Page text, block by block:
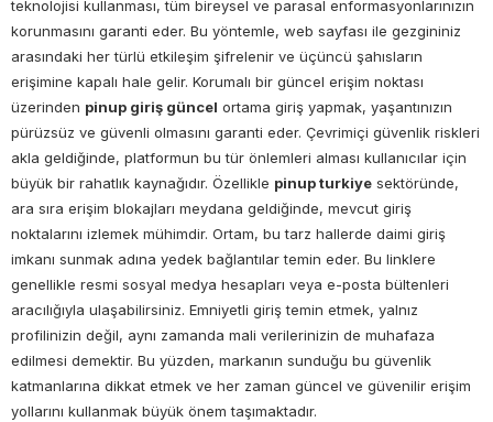
teknolojisi kullanması, tüm bireysel ve parasal enformasyonlarınızın
korunmasını garanti eder. Bu yöntemle, web sayfası ile gezgininiz
arasındaki her türlü etkileşim şifrelenir ve üçüncü şahısların
erişimine kapalı hale gelir. Korumalı bir güncel erişim noktası
üzerinden pinup giriş güncel ortama giriş yapmak, yaşantınızın
pürüzsüz ve güvenli olmasını garanti eder. Çevrimiçi güvenlik riskleri
akla geldiğinde, platformun bu tür önlemleri alması kullanıcılar için
büyük bir rahatlık kaynağıdır. Özellikle pinup turkiye sektöründe,
ara sıra erişim blokajları meydana geldiğinde, mevcut giriş
noktalarını izlemek mühimdir. Ortam, bu tarz hallerde daimi giriş
imkanı sunmak adına yedek bağlantılar temin eder. Bu linklere
genellikle resmi sosyal medya hesapları veya e-posta bültenleri
aracılığıyla ulaşabilirsiniz. Emniyetli giriş temin etmek, yalnız
profilinizin değil, aynı zamanda mali verilerinizin de muhafaza
edilmesi demektir. Bu yüzden, markanın sunduğu bu güvenlik
katmanlarına dikkat etmek ve her zaman güncel ve güvenilir erişim
yollarını kullanmak büyük önem taşımaktadır.